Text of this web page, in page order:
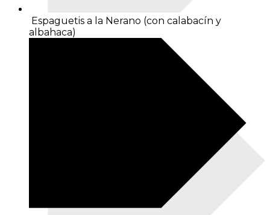
Espaguetis a la Nerano (con calabacín y
albahaca)